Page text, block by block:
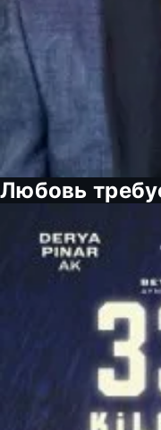
Любовь